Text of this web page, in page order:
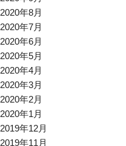
2020年8月
2020年7月
2020年6月
2020年5月
2020年4月
2020年3月
2020年2月
2020年1月
2019年12月
2019年11月